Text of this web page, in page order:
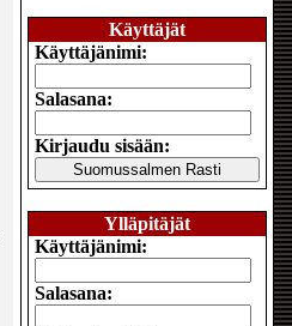
Käyttäjät
Käyttäjänimi:
Salasana:
Kirjaudu sisään:
Ylläpitäjät
Käyttäjänimi:
Salasana: